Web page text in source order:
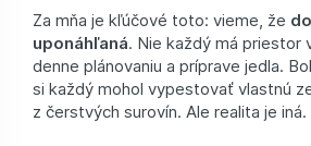
Za mňa je kľúčové toto: vieme, že
uponáhľaná. Nie každý má priestor
denne plánovaniu a príprave jedla.
si každý mohol vypestovať vlastnú
z čerstvých surovín. Ale realita je iná.